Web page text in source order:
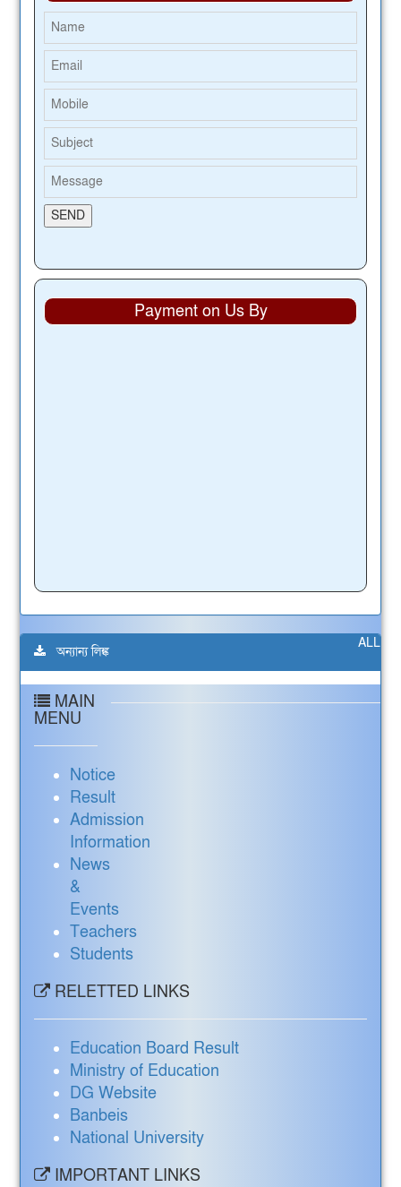
Payment on Us By
ALL
অন্যান্য লিঙ্ক
MAIN
MENU
Notice
Result
Admission
Information
News
&
Events
Teachers
Students
RELETTED LINKS
Education Board Result
Ministry of Education
DG Website
Banbeis
National University
IMPORTANT LINKS